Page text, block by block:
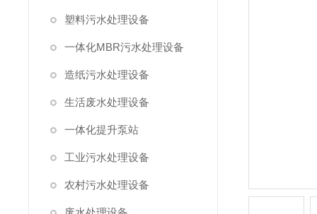
塑料污水处理设备
一体化MBR污水处理设备
造纸污水处理设备
生活废水处理设备
一体化提升泵站
工业污水处理设备
农村污水处理设备